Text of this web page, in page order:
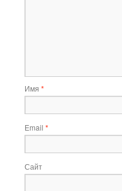
Имя *
Email *
Сайт